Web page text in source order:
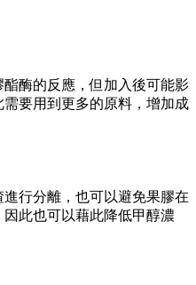
酶的反應，但加入後可能影
要用到更多的原料，增加成
行分離，也可以避免果膠在
此也可以藉此降低甲醇濃